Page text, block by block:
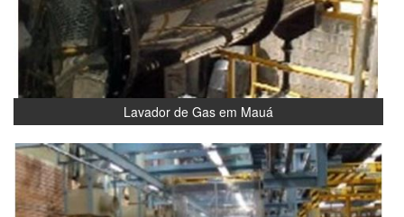
Lavador de Gas em Mauá